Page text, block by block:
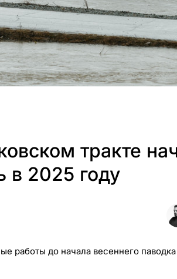
тракте
в 2025 году
работы до начала весеннего паводка